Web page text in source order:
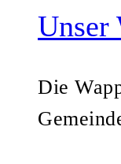
Unser
Die